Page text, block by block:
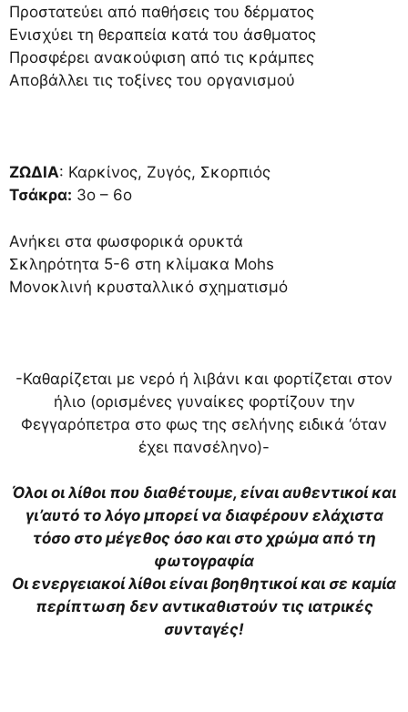
Προστατεύει από παθήσεις του δέρματος
Ενισχύει τη θεραπεία κατά του άσθματος
Προσφέρει ανακούφιση από τις κράμπες
Αποβάλλει τις τοξίνες του οργανισμού
ΖΩΔΙΑ: Καρκίνος, Ζυγός, Σκορπιός
Τσάκρα: 3ο – 6ο
Ανήκει στα φωσφορικά ορυκτά
Σκληρότητα 5-6 στη κλίμακα Mohs
Μονοκλινή κρυσταλλικό σχηματισμό
-Καθαρίζεται με νερό ή λιβάνι και φορτίζεται στον
ήλιο (ορισμένες γυναίκες φορτίζουν την
Φεγγαρόπετρα στο φως της σελήνης ειδικά ‘όταν
έχει πανσέληνο)-
Όλοι οι λίθοι που διαθέτουμε, είναι αυθεντικοί και
γι’αυτό το λόγο μπορεί να διαφέρουν ελάχιστα
τόσο στο μέγεθος όσο και στο χρώμα από τη
φωτογραφία
Οι ενεργειακοί λίθοι είναι βοηθητικοί και σε καμία
περίπτωση δεν αντικαθιστούν τις ιατρικές
συνταγές!